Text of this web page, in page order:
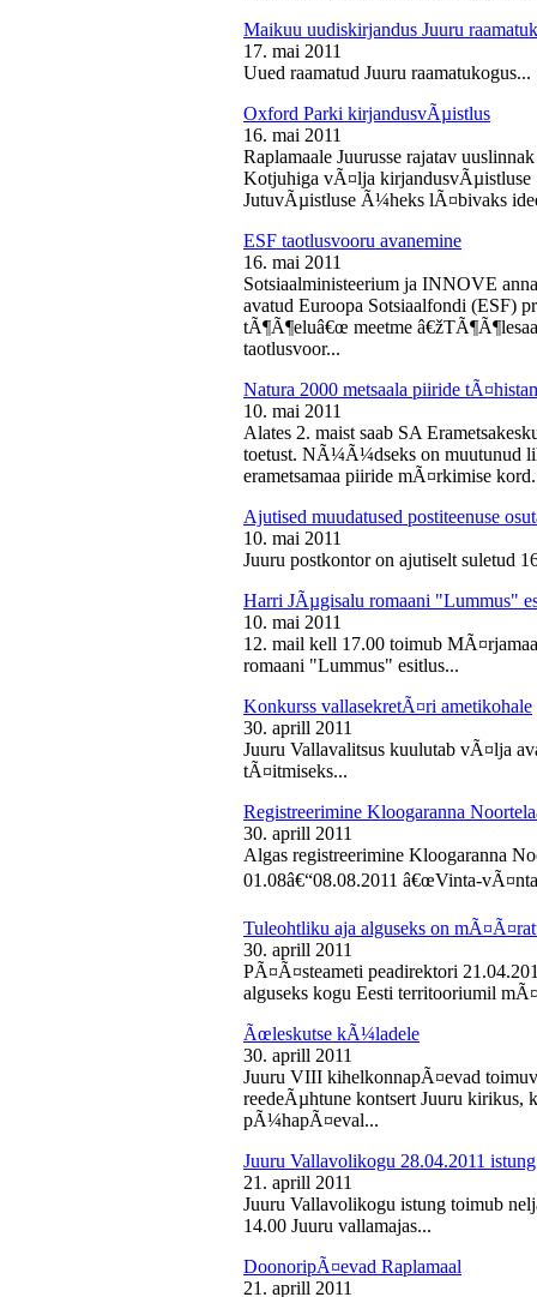
Maikuu uudiskirjandus Juuru
17. mai 2011
Uued raamatud Juuru raamatukogus...
Oxford Parki kirjandusvÃµistlus
16. mai 2011
Raplamaale Juurusse rajatav
Kotjuhiga vÃ¤lja
JutuvÃµistluse Ã¼heks lÃ¤bivaks
ESF taotlusvooru avanemine
16. mai 2011
Sotsiaalministeerium ja INNOVE
avatud Euroopa Sotsiaalfondi (ESF)
tÃ¶Ã¶eluâ€œ meetme
taotlusvoor...
Natura 2000 metsaala piiride
10. mai 2011
Alates 2. maist saab SA
toetust. NÃ¼Ã¼dseks on muutunud
erametsamaa piiride mÃ¤rkimise
Ajutised muudatused postiteenuse
10. mai 2011
Juuru postkontor on ajutiselt suletud
Harri JÃµgisalu romaani "Lummus"
10. mai 2011
12. mail kell 17.00 toimub
romaani "Lummus" esitlus...
Konkurss vallasekretÃ¤ri ametikohale
30. aprill 2011
Juuru Vallavalitsus kuulutab vÃ¤lja
tÃ¤itmiseks...
Registreerimine Kloogaranna
30. aprill 2011
Algas registreerimine Kloogaranna
01.08â€“08.08.2011 â€œVinta-
Tuleohtliku aja alguseks on
30. aprill 2011
PÃ¤Ã¤steameti peadirektori
alguseks kogu Eesti territooriumil
Ãœleskutse kÃ¼ladele
30. aprill 2011
Juuru VIII kihelkonnapÃ¤evad
reedeÃµhtune kontsert Juuru
pÃ¼hapÃ¤eval...
Juuru Vallavolikogu 28.04.2011 istung
21. aprill 2011
Juuru Vallavolikogu istung toimub
14.00 Juuru vallamajas...
DoonoripÃ¤evad Raplamaal
21. aprill 2011